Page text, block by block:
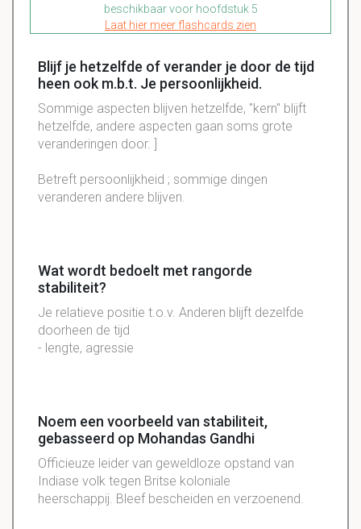
beschikbaar voor hoofdstuk 5
Laat hier meer flashcards zien
Blijf je hetzelfde of verander je door de tijd
heen ook m.b.t. Je persoonlijkheid.
Sommige aspecten blijven hetzelfde, "kern" blijft
hetzelfde, andere aspecten gaan soms grote
veranderingen door. ]
Betreft persoonlijkheid ; sommige dingen
veranderen andere blijven.
Wat wordt bedoelt met rangorde
stabiliteit?
Je relatieve positie t.o.v. Anderen blijft dezelfde
doorheen de tijd
- lengte, agressie
Noem een voorbeeld van stabiliteit,
gebasseerd op Mohandas Gandhi
Officieuze leider van geweldloze opstand van
Indiase volk tegen Britse koloniale
heerschappij. Bleef bescheiden en verzoenend.